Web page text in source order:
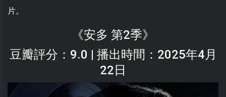
片。
《安多 第2季》
豆瓣評分：9.0 | 播出時間：2025年4月
22日